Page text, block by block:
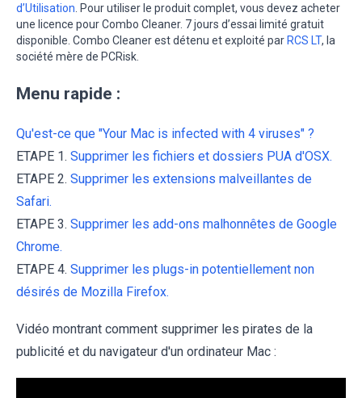
d’Utilisation . Pour utiliser le produit complet, vous devez acheter
une licence pour Combo Cleaner. 7 jours d’essai limité gratuit
disponible. Combo Cleaner est détenu et exploité par RCS LT, la
société mère de PCRisk.
Menu rapide :
Qu'est-ce que "Your Mac is infected with 4 viruses" ?
ETAPE 1. Supprimer les fichiers et dossiers PUA d'OSX.
ETAPE 2. Supprimer les extensions malveillantes de
Safari.
ETAPE 3. Supprimer les add-ons malhonnêtes de Google
Chrome.
ETAPE 4. Supprimer les plugs-in potentiellement non
désirés de Mozilla Firefox.
Vidéo montrant comment supprimer les pirates de la
publicité et du navigateur d'un ordinateur Mac :